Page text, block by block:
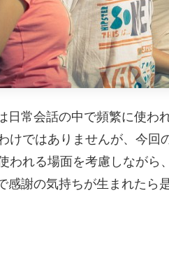
日常会話の中で頻繁に使わ
けではありませんが、今回
われる場面を考慮しながら
感謝の気持ちが生まれたら